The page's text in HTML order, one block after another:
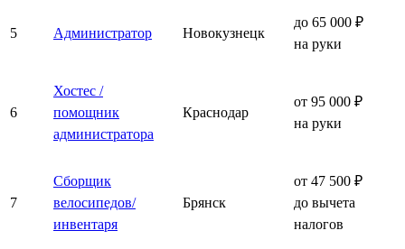
5 Администратор Новокузнецк
до 65 000 ₽
на руки
6
Хостес /
помощник
администратора
Краснодар
от 95 000 ₽
на руки
7
Сборщик
велосипедов/
инвентаря
Брянск
от 47 500 ₽
до вычета
налогов